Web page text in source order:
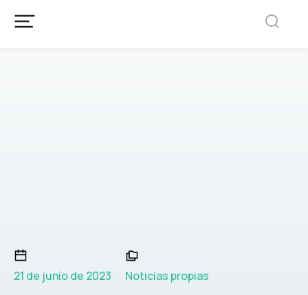
21 de junio de 2023 Noticias propias